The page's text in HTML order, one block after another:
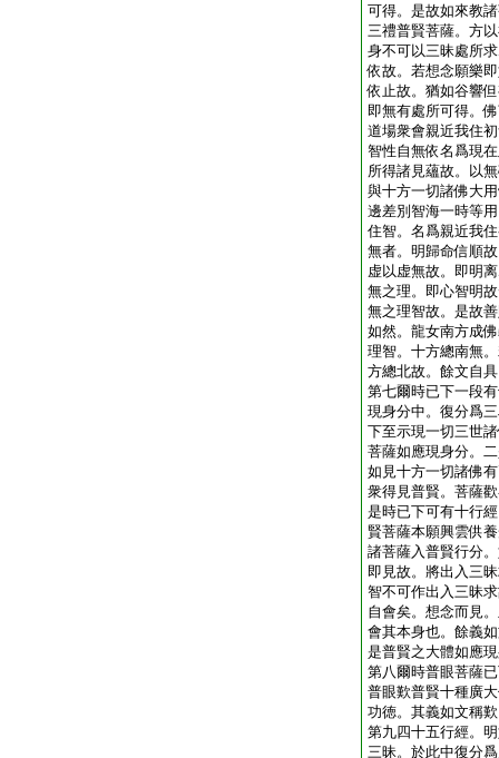
可得。是故如來教
三禮普賢菩薩。方
身不可以三昧處所
依故。若想念願樂
依止故。猶如谷響
即無有處所可得。
道場衆會親近我住
智性自無依名爲現
所得諸見蘊故。以
與十方一切諸佛大
邊差別智海一時等
住智。名爲親近我
無者。明歸命信順
虚以虚無故。即明
無之理。即心智明
無之理智故。是故
如然。龍女南方成
理智。十方總南無
方總北故。餘文自具
第七爾時已下一段
現身分中。復分爲
下至示現一切三世
菩薩如應現身分。
如見十方一切諸佛
衆得見普賢。菩薩
是時已下可有十行
賢菩薩本願興雲供
諸菩薩入普賢行分
即見故。將出入三
智不可作出入三昧
自會矣。想念而見
會其本身也。餘義
是普賢之大體如應
第八爾時普眼菩薩
普眼歎普賢十種廣
功徳。其義如文稱歎
第九四十五行經。
三昧。於此中復分